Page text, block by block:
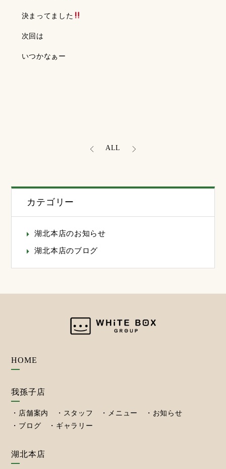
決まってました
次回は
いつかなぁー
ALL
カテゴリー
湖北本店のお知らせ
湖北本店のブログ
HOME
我孫子店
店舗案内 スタッフ メニュー
お知らせ
ブログ
ギャラリー
湖北本店